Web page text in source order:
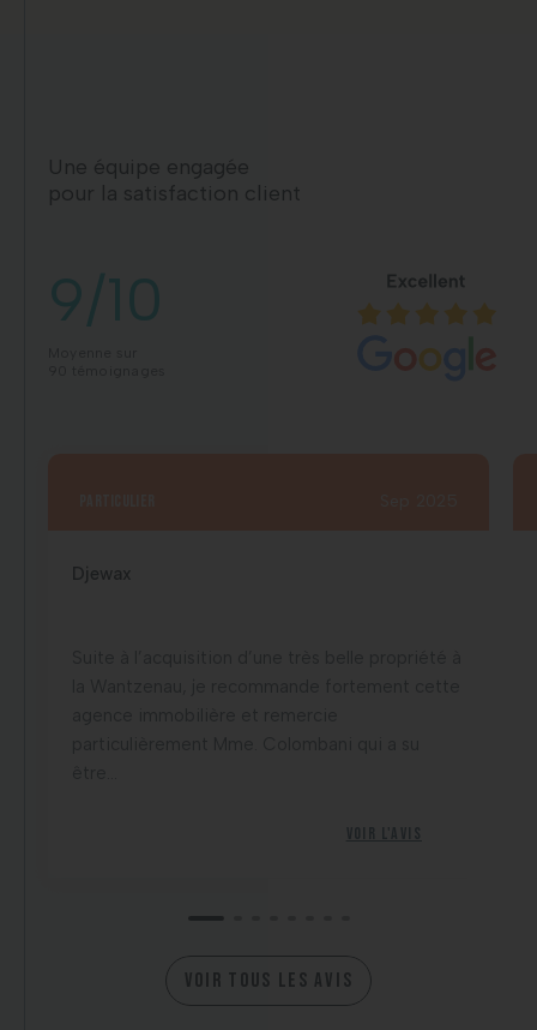
Une équipe engagée
pour la satisfaction client
9/10
Djewax
Voir l'avis
VOIR TOUS LES AVIS